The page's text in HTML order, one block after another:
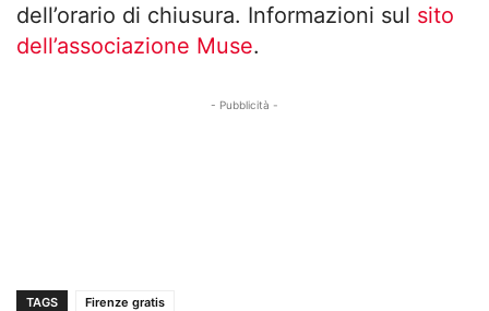
dell’orario di chiusura. Informazioni sul sito
dell’associazione Muse.
- Pubblicità -
TAGS Firenze gratis